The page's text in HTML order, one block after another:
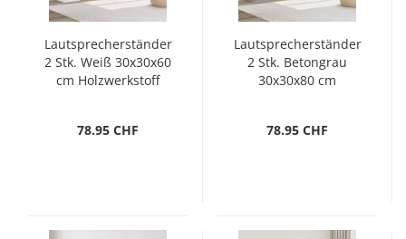
Lautsprecherständer
2 Stk. Weiß 30x30x60
cm Holzwerkstoff
78.95 CHF
Lautsprecherständer
2 Stk. Betongrau
30x30x80 cm
78.95 CHF